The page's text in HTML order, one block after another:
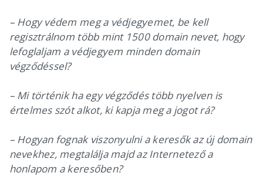
– Hogy védem meg a védjegyemet, be kell
regisztrálnom több mint 1500 domain nevet, hogy
lefoglaljam a védjegyem minden domain
végződéssel?
– Mi történik ha egy végződés több nyelven is
értelmes szót alkot, ki kapja meg a jogot rá?
– Hogyan fognak viszonyulni a keresők az új domain
nevekhez, megtalálja majd az Internetező a
honlapom a keresőben?